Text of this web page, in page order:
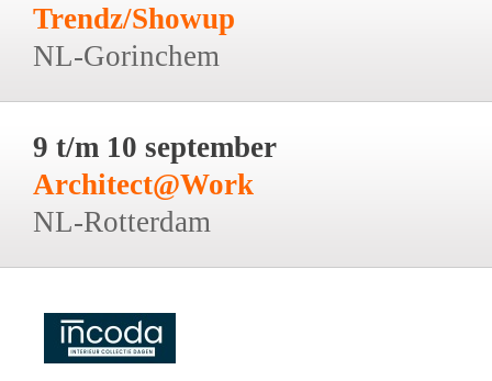
Trendz/Showup
NL-Gorinchem
9 t/m 10 september
Architect@Work
NL-Rotterdam